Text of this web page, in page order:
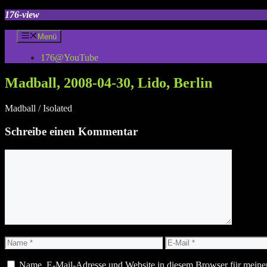
Zum
springen
176-view
Menü
176@YouTube
Madball, 2008-04-30, Lido, Berlin
Madball / Isolated
Schreibe einen Kommentar
Name
E-
Mail
Name, E-Mail-Adresse und Website in diesem Browser für